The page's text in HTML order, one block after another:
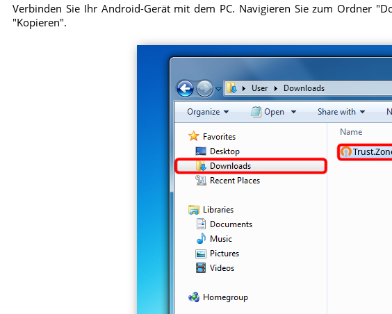
Verbinden Sie Ihr Android-Gerät mit dem PC. Navigieren Sie zum Ordner
"Kopieren".